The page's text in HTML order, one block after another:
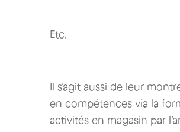
Etc.
Il s’agit aussi de leur
en compétences via la
activités en magasin par